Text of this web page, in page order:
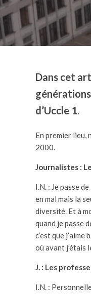
Dans cet
d’Uccle 1.
En premier lieu,
2000.
Journalistes :
I.N. : Je passe
en mal mais la
diversité. Et à
quand je passe
c’est que
où avant j’étais
J. : Les
I.N. :